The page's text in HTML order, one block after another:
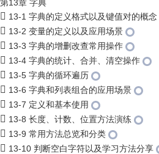
第13章 字典
13-1 字典的定义格式以及键值对的概念
13-2 变量的定义以及应用场景
13-3 字典的增删改查常用操作
13-4 字典的统计、合并、清空操作
13-5 字典的循环遍历
13-6 字典和列表组合的应用场景
13-7 定义和基本使用
13-8 长度、计数、位置方法演练
13-9 常用方法总览和分类
13-10 判断空白字符以及学习方法分享